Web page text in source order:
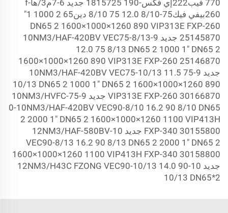
770 فيب222إي فكس-190 1815725 جديد 6-7م3/هاf-
260بيفي فيك75-8/10 12.0 75 8/10 دين65
2 1000 1"
DN65 2 1600×1000×1260 890 VIP313E FXP-260
25145870 جديد 9-10NM3/HAF-420BV VEC75-8/13
12.0 75 8/13 DN65 2 1000 1" DN65 2
1600×1000×1260 890 VIP313E FXP-260 25146870
جديد 9-10NM3/HAF-420BV VEC75-10/13 11.5 75
10/13 DN65 2 1000 1" DN65 2 1600×1000×1260 890
VIP313E FXP-260 30166870 جديد 9-10NM3/HVFC-75
0-10NM3/HAF-420BV VEC90-8/10 16.2 90 8/10 DN65
2 2000 1" DN65 2 1600×1000×1260 1100 VIP413H
FXP-340 30155800 جديد 10-12NM3/HAF-580BV
VEC90-8/13 16.2 90 8/13 DN65 2 2000 1" DN65 2
1600×1000×1260 1100 VIP413H FXP-340 30158800
جديد 10-12NM3/H43C FZONG VEC90-10/13 14.0 90
10/13 DN65*2